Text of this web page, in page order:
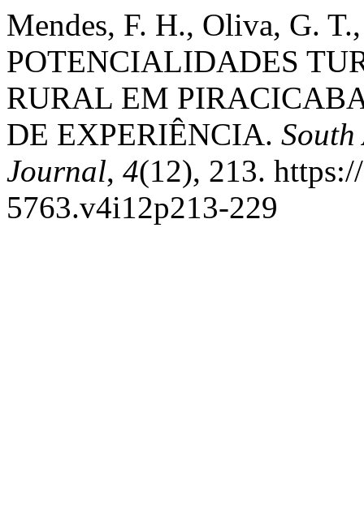
Mendes, F. H., Oliva, G.
POTENCIALIDADES
RURAL EM
DE EXPERIÊNCIA. South
Journal, 4(12), 213.
5763.v4i12p213-229